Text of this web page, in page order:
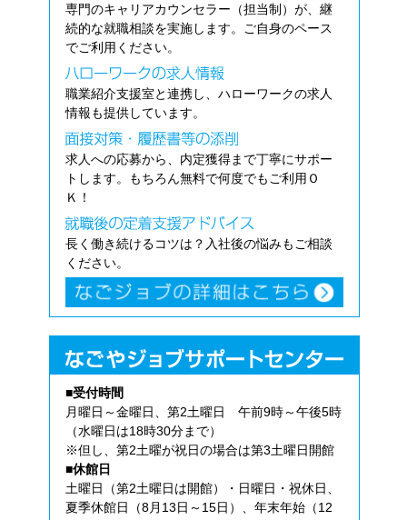
専門のキャリアカウンセラー（担当制）が、継
続的な就職相談を実施します。ご自身のペース
でご利用ください。
職業紹介支援室と連携し、ハローワークの求人
情報も提供しています。
求人への応募から、内定獲得まで丁寧にサポー
トします。もちろん無料で何度でもご利用Ｏ
Ｋ！
長く働き続けるコツは？入社後の悩みもご相談
ください。
■受付時間
月曜日～金曜日、第2土曜日 午前9時～午後5時
（水曜日は18時30分まで）
※但し、第2土曜が祝日の場合は第3土曜日開館
■休館日
土曜日（第2土曜日は開館）・日曜日・祝休日、
夏季休館日（8月13日～15日）、年末年始（12